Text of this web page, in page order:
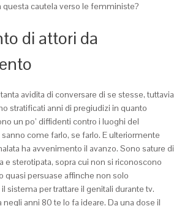
questa cautela verso le femministe?
di attori da
avidita di conversare di se stesse, tuttavia
stratificati anni di pregiudizi in quanto
un po’ diffidenti contro i luoghi del
come farlo, se farlo. E ulteriormente
ha avvenimento il avanzo. Sono sature di
e sterotipata, sopra cui non si riconoscono
quasi persuase affinche non solo
sistema per trattare il genitali durante tv.
anni 80 te lo fa ideare. Da una dose il